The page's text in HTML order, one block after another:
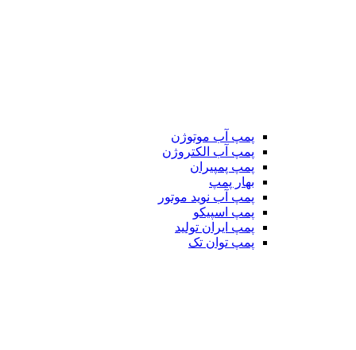
پمپ آب موتوژن
پمپ آب الکتروژن
پمپ پمپیران
بهار پمپ
پمپ آب نوید موتور
پمپ اسپیکو
پمپ ایران تولید
پمپ توان تک